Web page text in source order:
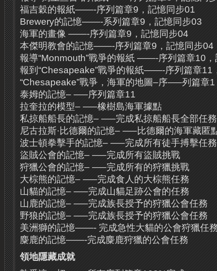
福吉穀的報紙——-序列篇章9，記憶同步01
Brewery的記憶——-系列篇章9，記憶同步03
海軍的畫像 ——-序列篇章9，記憶同步04
本傑明教會的記憶——-序列篇章9，記憶同步04
報導“Monmouth”戰爭的報紙 ——-序列篇章10
報到“Chesapeake”戰爭的報紙——-序列篇章11
“Chesapeake”戰爭，海軍的地圖–序—–列篇章
泰姆的記憶– —–序列篇章11
拉奎拉的模型– —–橡樹島海軍據點
私掠船船長的記憶– —–完成私掠船船長全部任務
尼古拉斯·比德爾的記憶– —–比德爾的海軍藏匿
波士頓拳擊手的記憶– —–完成所有徒手搏擊任務
盜賊公會的記憶– —–完成所有盜賊挑戰
狩獵公會的記憶– —–完成所有的狩獵挑戰
大棕熊的記憶– —–完成食人的大棕熊任務
山貓的記憶– —–完成山貓足跡公會的任務
山鹿的記憶– —–完成族長授予的狩獵公會任務
野狼的記憶– —–完成族長授予的狩獵公會任務
美洲獅的記憶——- 完成急性大貓的公會狩獵任
麋鹿的記憶——-完成麋鹿狩獵的公會任務
領地隱藏成就